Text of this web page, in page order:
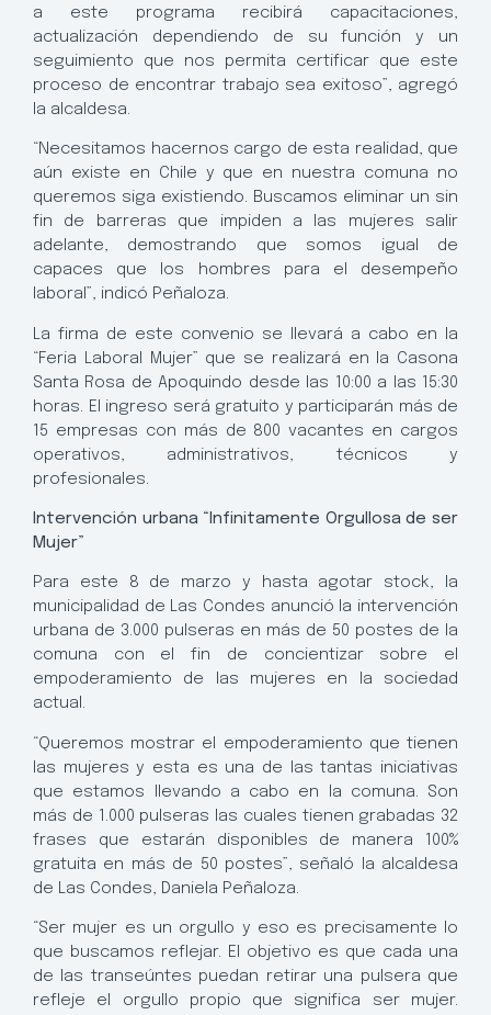
a este programa recibirá capacitaciones,
actualización dependiendo de su función y un
seguimiento que nos permita certificar que este
proceso de encontrar trabajo sea exitoso”, agregó
la alcaldesa.
“Necesitamos hacernos cargo de esta realidad, que
aún existe en Chile y que en nuestra comuna no
queremos siga existiendo. Buscamos eliminar un sin
fin de barreras que impiden a las mujeres salir
adelante, demostrando que somos igual de
capaces que los hombres para el desempeño
laboral”, indicó Peñaloza.
La firma de este convenio se llevará a cabo en la
“Feria Laboral Mujer” que se realizará en la Casona
Santa Rosa de Apoquindo desde las 10:00 a las 15:30
horas. El ingreso será gratuito y participarán más de
15 empresas con más de 800 vacantes en cargos
operativos, administrativos, técnicos y
profesionales.
Intervención urbana “Infinitamente Orgullosa de ser
Mujer”
Para este 8 de marzo y hasta agotar stock, la
municipalidad de Las Condes anunció la intervención
urbana de 3.000 pulseras en más de 50 postes de la
comuna con el fin de concientizar sobre el
empoderamiento de las mujeres en la sociedad
actual.
“Queremos mostrar el empoderamiento que tienen
las mujeres y esta es una de las tantas iniciativas
que estamos llevando a cabo en la comuna. Son
más de 1.000 pulseras las cuales tienen grabadas 32
frases que estarán disponibles de manera 100%
gratuita en más de 50 postes”, señaló la alcaldesa
de Las Condes, Daniela Peñaloza.
“Ser mujer es un orgullo y eso es precisamente lo
que buscamos reflejar. El objetivo es que cada una
de las transeúntes puedan retirar una pulsera que
refleje el orgullo propio que significa ser mujer.